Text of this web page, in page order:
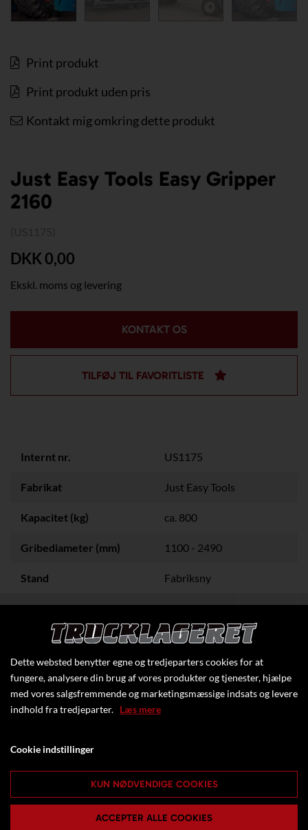
Print produkt
Print produkt uden pris
Kontakt mig omkring dette produkt
Just Easy Tools Easy Gripper
2160
DKK 0,00
Ekskl. moms og levering
KONTAKT OS
TILFØJ TIL FAVORITLISTE
Internt nr. US1175
Fabrikat Just Easy Tools
Kapacitet (kg) ca. 800
Gribediameter (mm) 1100 - 2490
Stand Fabriksny
Dette websted benytter egne og tredjeparters cookies for at
fungere, analysere din brug af vores produkter og tjenester, hjælpe
med vores salgsfremmende og marketingsmæssige indsats og levere
indhold fra tredjeparter. Læs mere
Cookie indstillinger
KUN NØDVENDIGE COOKIES
ACCEPTER ALLE COOKIES